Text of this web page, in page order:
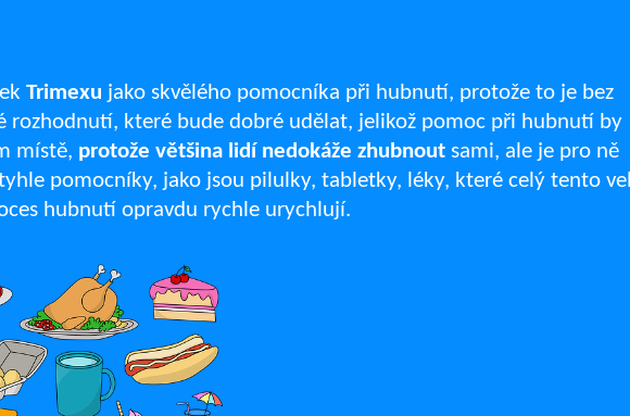
Trimexu jako skvělého pomocníka při hubnutí, protože to je bez
rozhodnutí, které bude dobré udělat, jelikož pomoc při hubnutí by
místě, protože většina lidí nedokáže zhubnout sami, ale je pro ně
pomocníky, jako jsou pilulky, tabletky, léky, které celý tento
hubnutí opravdu rychle urychlují.